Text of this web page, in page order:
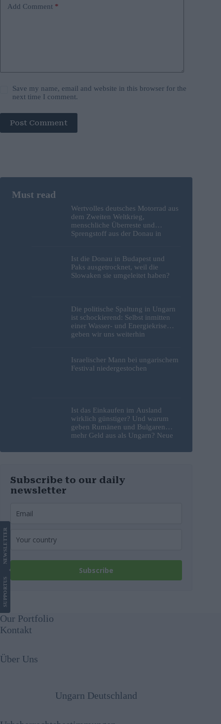
Add Comment *
Save my name, email and website in this browser for the
next time I comment.
Post Comment
Wertvolles deutsches Motorrad aus
dem Zweiten Weltkrieg,
menschliche Überreste und
Sprengstoff aus der Donau in
Ist die Donau in Budapest und
Paks ausgetrocknet, weil die
Slowaken sie umgeleitet haben?
Die politische Spaltung in Ungarn
ist schockierend: Selbst inmitten
einer Wasser- und Energiekrise
geben wir uns weiterhin
Israelischer Mann bei ungarischem
Festival niedergestochen
Ist das Einkaufen im Ausland
wirklich günstiger? Und warum
geben Rumänen und Bulgaren
mehr Geld aus als Ungarn? Neue
Subscribe to our daily
newsletter
Subscribe
SUPPORT
US
NEWS
LETTER
Our Portfolio
Kontakt
Über Uns
Ungarn Deutschland